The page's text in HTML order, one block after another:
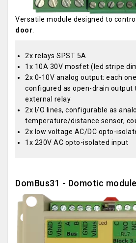
Versatile module designed to control
door
2x relays SPST 5A
1x 10A 30V mosfet (led stripe
2x 0-10V analog output: each
configured as open-drain output
external relay
2x I/O lines, configurable as
temperature/distance sensor,
2x low voltage AC/DC opto-
1x 230V AC opto-isolated input
DomBus31 - Domotic